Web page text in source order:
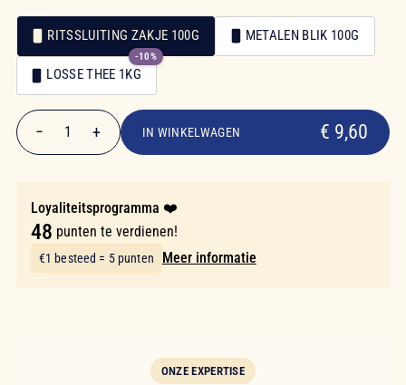
Verpakking
Verpakking
RITSSLUITING ZAKJE 100G METALEN BLIK 100G
LOSSE THEE 1KG
-10%
€ 9,60
− 1 + IN WINKELWAGEN € 9,60
Loyaliteitsprogramma ❤️
48 punten te verdienen!
€1 besteed = 5 punten Meer informatie
ONZE EXPERTISE